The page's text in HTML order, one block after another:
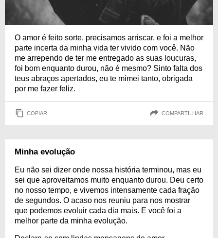
O amor é feito sorte, precisamos arriscar, e foi a melhor
parte incerta da minha vida ter vivido com você. Não
me arrependo de ter me entregado as suas loucuras,
foi bom enquanto durou, não é mesmo? Sinto falta dos
teus abraços apertados, eu te mimei tanto, obrigada
por me fazer feliz.
COPIAR COMPARTILHAR
Minha evolução
Eu não sei dizer onde nossa história terminou, mas eu
sei que aproveitamos muito enquanto durou. Deu certo
no nosso tempo, e vivemos intensamente cada fração
de segundos. O acaso nos reuniu para nos mostrar
que podemos evoluir cada dia mais. E você foi a
melhor parte da minha evolução.